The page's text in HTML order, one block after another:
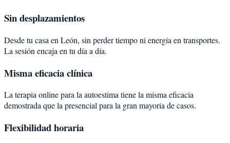
Sin desplazamientos
Desde tu casa en León, sin perder tiempo ni energía en transportes.
La sesión encaja en tu día a día.
Misma eficacia clínica
La terapia online para la autoestima tiene la misma eficacia
demostrada que la presencial para la gran mayoría de casos.
Flexibilidad horaria